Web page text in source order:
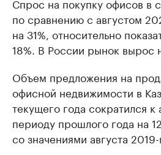
по сравнению с августом
на 31%, относительно
18%. В России рынок вырос
Объем предложения на
офисной недвижимости в
текущего года сократился к
периоду прошлого года на
со значениями августа 2019-